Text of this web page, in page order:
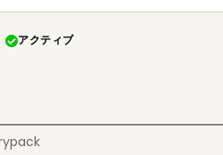
アクティブ